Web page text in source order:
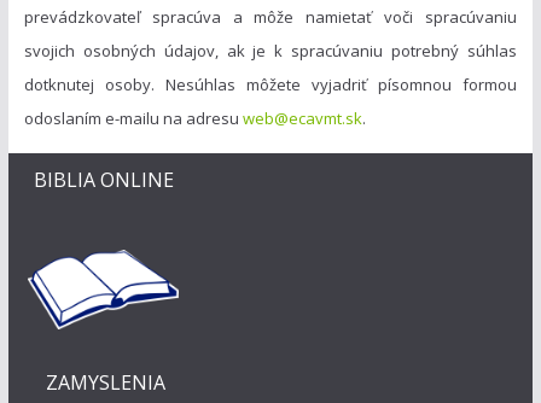
prevádzkovateľ spracúva a môže namietať voči spracúvaniu
svojich osobných údajov, ak je k spracúvaniu potrebný súhlas
dotknutej osoby. Nesúhlas môžete vyjadriť písomnou formou
odoslaním e-mailu na adresu web@ecavmt.sk.
BIBLIA ONLINE
ZAMYSLENIA